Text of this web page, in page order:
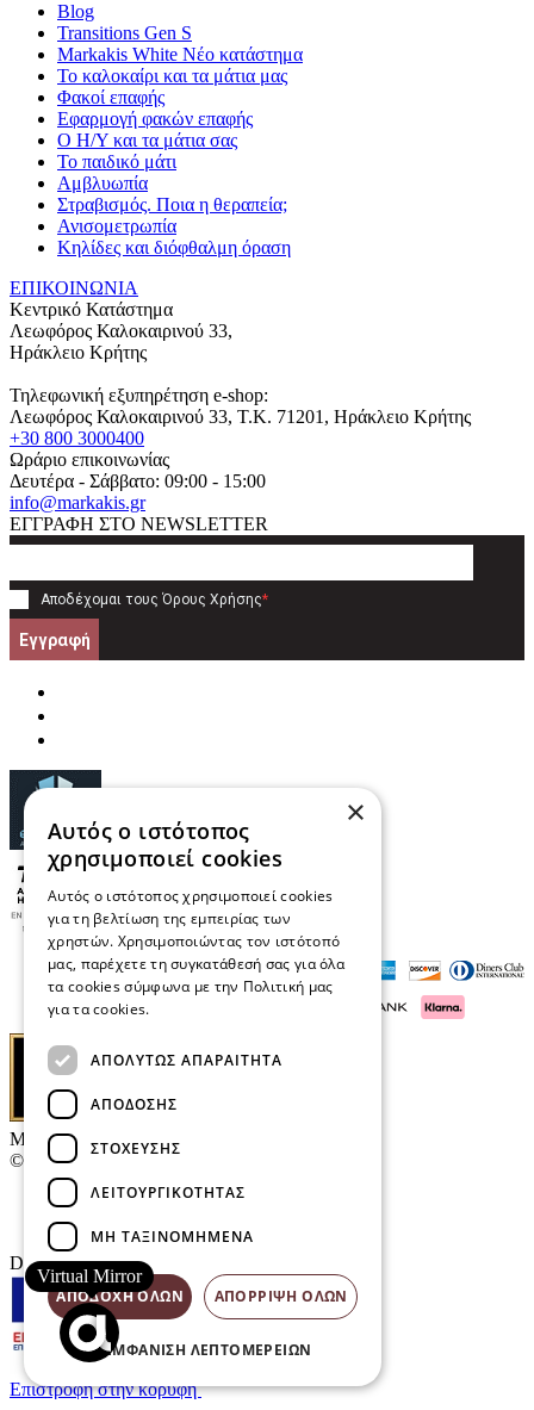
Blog
Transitions Gen S
Markakis White Νέο κατάστημα
Το καλοκαίρι και τα μάτια μας
Φακοί επαφής
Εφαρμογή φακών επαφής
Ο Η/Υ και τα μάτια σας
Το παιδικό μάτι
Αμβλυωπία
Στραβισμός. Ποια η θεραπεία;
Ανισομετρωπία
Κηλίδες και διόφθαλμη όραση
ΕΠΙΚΟΙΝΩΝΙΑ
Κεντρικό Κατάστημα
Λεωφόρος Καλοκαιρινού 33,
Ηράκλειο Κρήτης
Τηλεφωνική εξυπηρέτηση e-shop:
Λεωφόρος Καλοκαιρινού 33, T.K. 71201, Ηράκλειο Κρήτης
+30 800 3000400
Ωράριο επικοινωνίας
Δευτέρα - Σάββατο: 09:00 - 15:00
info@markakis.gr
ΕΓΓΡΑΦΗ ΣΤΟ NEWSLETTER
Αποδέχομαι τους Όρους Χρήσης*
Εγγραφή
Μαρκάκης Οπτικά
© 2026
Επικοινωνία
E-Volution Awards
Designed & developed by
Επιστροφή στην κορυφή
Virtual Mirror
×
Αυτός ο ιστότοπος
χρησιμοποιεί cookies
Αυτός ο ιστότοπος χρησιμοποιεί cookies
για τη βελτίωση της εμπειρίας των
χρηστών. Χρησιμοποιώντας τον ιστότοπό
μας, παρέχετε τη συγκατάθεσή σας για όλα
τα cookies σύμφωνα με την Πολιτική μας
για τα cookies.
ΑΠΟΛΎΤΩΣ ΑΠΑΡΑΊΤΗΤΑ
ΑΠΌΔΟΣΗΣ
ΣΤΌΧΕΥΣΗΣ
ΛΕΙΤΟΥΡΓΙΚΌΤΗΤΑΣ
ΜΗ ΤΑΞΙΝΟΜΗΜΈΝΑ
ΑΠΟΔΟΧΉ ΌΛΩΝ ΑΠΌΡΡΙΨΗ ΌΛΩΝ
ΕΜΦΆΝΙΣΗ ΛΕΠΤΟΜΕΡΕΙΏΝ